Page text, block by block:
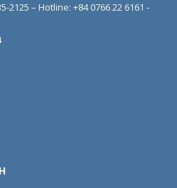
2125 – Hotline: +84 0766 22 6161 -